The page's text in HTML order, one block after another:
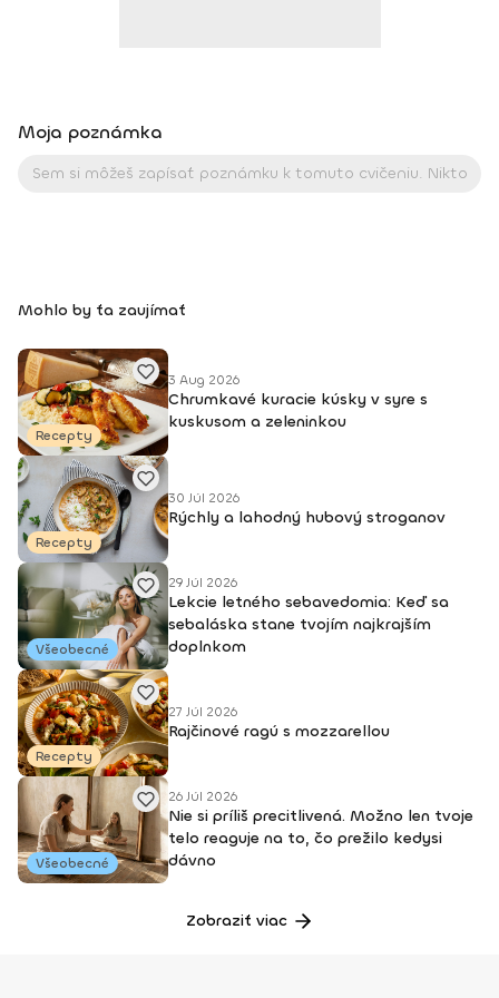
Moja poznámka
Mohlo by ťa zaujímať
Recepty
3 Aug 2026
Chrumkavé kuracie kúsky v syre s
kuskusom a zeleninkou
Recepty
30 Júl 2026
Rýchly a lahodný hubový stroganov
Všeobecné
29 Júl 2026
Lekcie letného sebavedomia: Keď sa
sebaláska stane tvojím najkrajším
doplnkom
Recepty
27 Júl 2026
Rajčinové ragú s mozzarellou
Všeobecné
26 Júl 2026
Nie si príliš precitlivená. Možno len tvoje
telo reaguje na to, čo prežilo kedysi
dávno
Zobraziť viac